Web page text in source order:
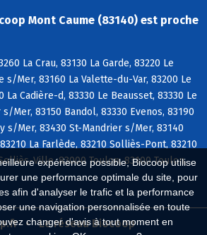
expérience possible, Biocoop utilise
une performance optimale du site, pour
afin d'analyser le trafic et la performance
une navigation personnalisée en toute
changer d'avis à tout moment en
Mont Caume (83140) est proche
La Crau, 83130 La Garde, 83220 Le
s/Mer, 83160 La Valette-du-Var, 83200 Le
La Cadière-d, 83330 Le Beausset, 83330 Le
Mer, 83150 Bandol, 83330 Evenos, 83190
s/Mer, 83430 St-Mandrier s/Mer, 83140
La Farlède, 83210 Solliès-Pont, 83210
Ville, 83000 Toulon, 83100 Toulon,
Le réseau Biocoop